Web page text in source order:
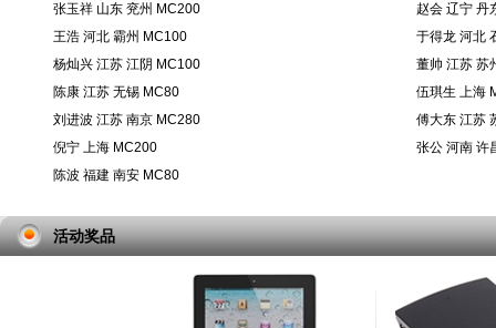
张玉祥 山东 兖州 MC200
赵会 辽宁 丹
王浩 河北 霸州 MC100
于得龙 河北
杨灿兴 江苏 江阴 MC100
董帅 江苏 苏
陈康 江苏 无锡 MC80
伍琪生 上海
刘进波 江苏 南京 MC280
傅大东 江苏
倪宁 上海 MC200
张公 河南 许
陈波 福建 南安 MC80
活动奖品